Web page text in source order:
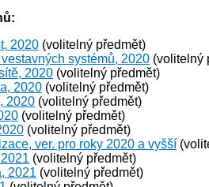
2020 (volitelný předmět)
systémů, 2020 (volitelný
2020 (volitelný předmět)
2020 (volitelný předmět)
2020 (volitelný předmět)
(volitelný předmět)
(volitelný předmět)
ver. pro roky 2020 a vyšší
(volitelný předmět)
2021 (volitelný předmět)